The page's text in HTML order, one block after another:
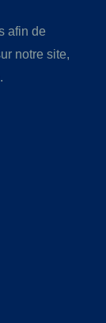
afin de
notre site,